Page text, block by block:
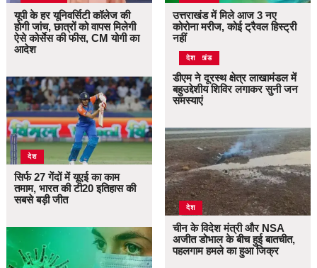
यूपी के हर यूनिवर्सिटी कॉलेज की
होगी जांच, छात्रों को वापस मिलेगी
ऐसे कोर्सेस की फीस, CM योगी का
आदेश
देश
सिर्फ 27 गेंदों में यूएई का काम
तमाम, भारत की टी20 इतिहास की
सबसे बड़ी जीत
उत्तराखंड में मिले आज 3 नए
कोरोना मरीज, कोई ट्रैवल हिस्ट्री
नहीं
उत्तराखंड
देश
डीएम ने दूरस्थ क्षेत्र लाखामंडल में
बहुउद्देशीय शिविर लगाकर सुनी जन
समस्याएं
देश
चीन के विदेश मंत्री और NSA
अजीत डोभाल के बीच हुई बातचीत,
पहलगाम हमले का हुआ जिक्र